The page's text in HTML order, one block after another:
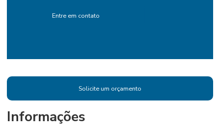
Entre em contato
Solicite um orçamento
Informações